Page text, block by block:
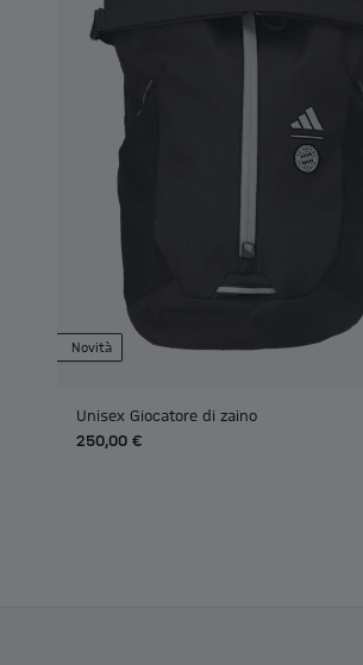
Novità
Unisex Giocatore di zaino
250,00 €